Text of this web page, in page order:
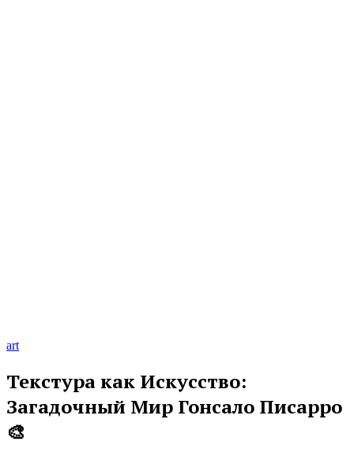
art
Текстура как Искусство:
Загадочный Мир Гонсало Писарро
🎨